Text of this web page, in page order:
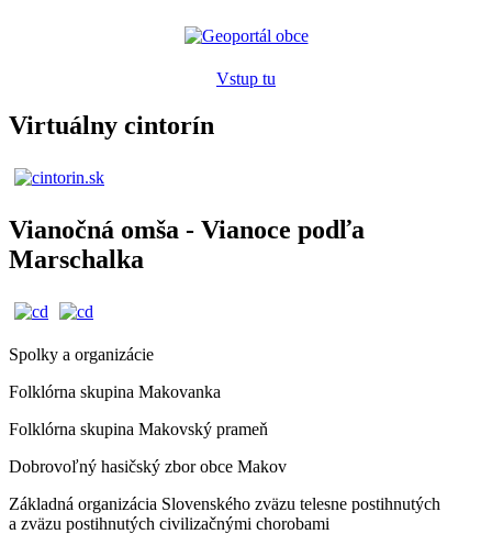
Vstup tu
Virtuálny cintorín
Vianočná omša - Vianoce podľa
Marschalka
Spolky a organizácie
Folklórna skupina Makovanka
Folklórna skupina Makovský prameň
Dobrovoľný hasičský zbor obce Makov
Základná organizácia Slovenského zväzu telesne postihnutých
a zväzu postihnutých civilizačnými chorobami